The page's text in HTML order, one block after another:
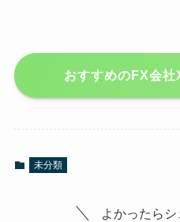
おすすめのFX会社
未分類
よかったらシ